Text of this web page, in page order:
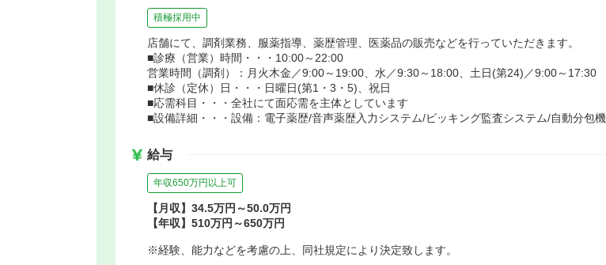
積極採用中
店舗にて、調剤業務、服薬指導、薬歴管理、医薬品の販売などを行っていただきます。
■診療（営業）時間・・・10:00～22:00
営業時間（調剤）：月火木金／9:00～19:00、水／9:30～18:00、土日(第24)／9:00～17:30
■休診（定休）日・・・日曜日(第1・3・5)、祝日
■応需科目・・・全社にて面応需を主体としています
■設備詳細・・・設備：電子薬歴/音声薬歴入力システム/ピッキング監査システム/自動分包機
給与
年収650万円以上可
【月収】34.5万円～50.0万円
【年収】510万円～650万円
※経験、能力などを考慮の上、同社規定により決定致します。